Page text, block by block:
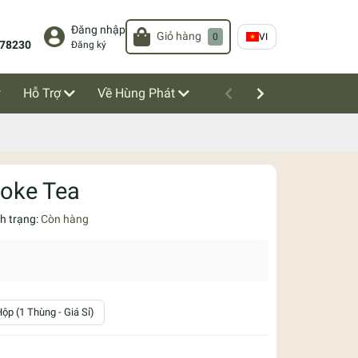
Đăng nhập
Đăng ký
Giỏ hàng 0 VI
Hỗ Trợ Về Hùng Phát
Tea
trạng:Còn hàng
(1 Thùng - Giá Sỉ)